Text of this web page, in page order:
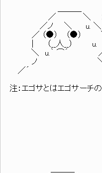
／ ＼ コミケで
／ノ ＼ u. ＼ 感想
／ （●） （●） ＼
| （__人__） u. |
＼ u.｀ ⌒´ ／ く
ノ
／´
注：エゴサとはエゴサーチ